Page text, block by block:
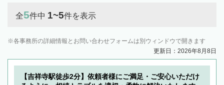
全5件中 1~5件を表示
各事務所の詳細情報とお問い合わせフォームは別ウィンドウで開きます
更新日：2026年8月8日
【吉祥寺駅徒歩2分】依頼者様にご満足・ご安心いただけ